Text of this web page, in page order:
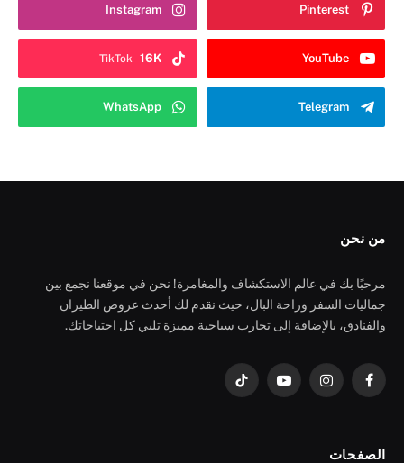
Pinterest
Instagram
YouTube
TikTok 16K
Telegram
WhatsApp
من نحن
مرحبًا بك في عالم الاستكشاف والمغامرة! نحن في موقعنا نجمع بين
جماليات السفر وراحة البال، حيث نقدم لك أحدث عروض الطيران
والفنادق، بالإضافة إلى تجارب سياحية مميزة تلبي كل احتياجاتك.
فيسبوكالانستغراميوتيوب تيكتوك
الصفحات